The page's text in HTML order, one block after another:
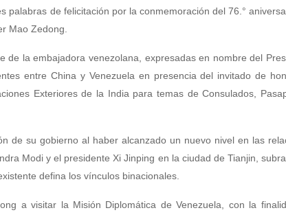
palabras de felicitación por la conmemoración del 76.°
Mao Zedong.
la embajadora venezolana, expresadas en nombre del
entre China y Venezuela en presencia del invitado de
Exteriores de la India para temas de Consulados,
de su gobierno al haber alcanzado un nuevo nivel en las
Modi y el presidente Xi Jinping en la ciudad de Tianjin,
defina los vínculos binacionales.
a visitar la Misión Diplomática de Venezuela, con la